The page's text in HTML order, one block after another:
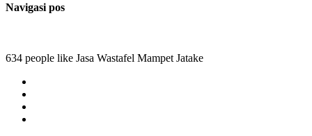
Navigasi pos
634 people like Jasa Wastafel Mampet Jatake